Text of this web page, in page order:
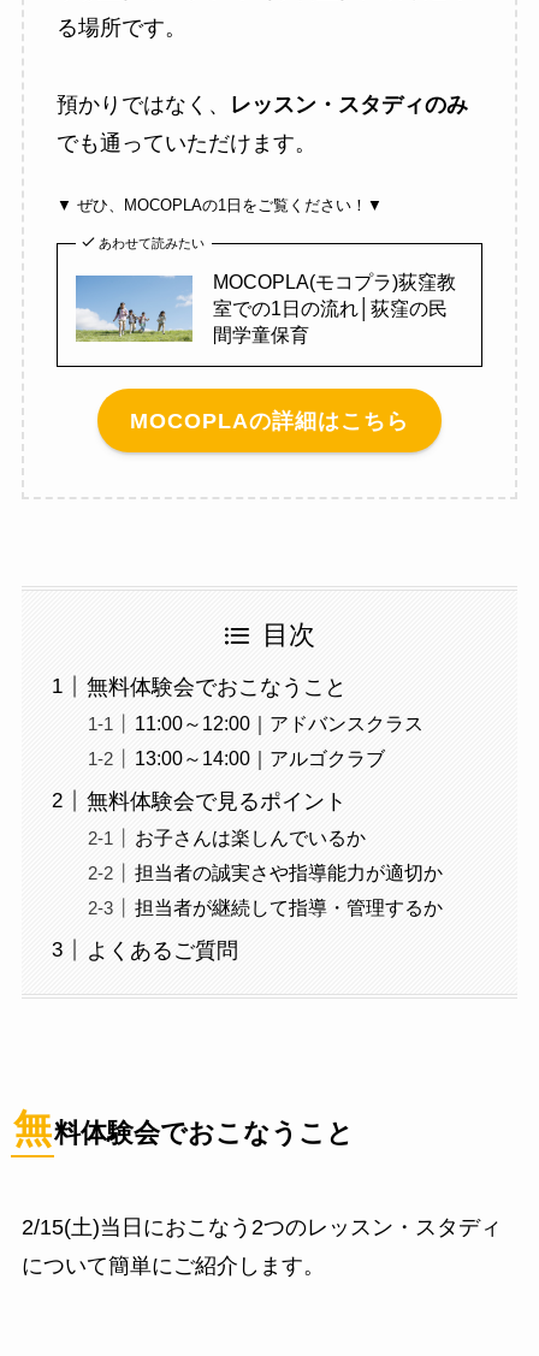
る場所です。
預かりではなく、
レッスン・スタディのみ
でも通っていただけます。
▼ ぜひ、MOCOPLAの1日をご覧ください！▼
あわせて読みたい
MOCOPLA(モコプラ)荻窪教
室での1日の流れ│荻窪の民
間学童保育
MOCOPLAの詳細はこちら
目次
無料体験会でおこなうこと
11:00～12:00｜アドバンスクラス
13:00～14:00｜アルゴクラブ
無料体験会で見るポイント
お子さんは楽しんでいるか
担当者の誠実さや指導能力が適切か
担当者が継続して指導・管理するか
よくあるご質問
無料体験会でおこなうこと
2/15(土)当日におこなう2つのレッスン・スタディ
について簡単にご紹介します。